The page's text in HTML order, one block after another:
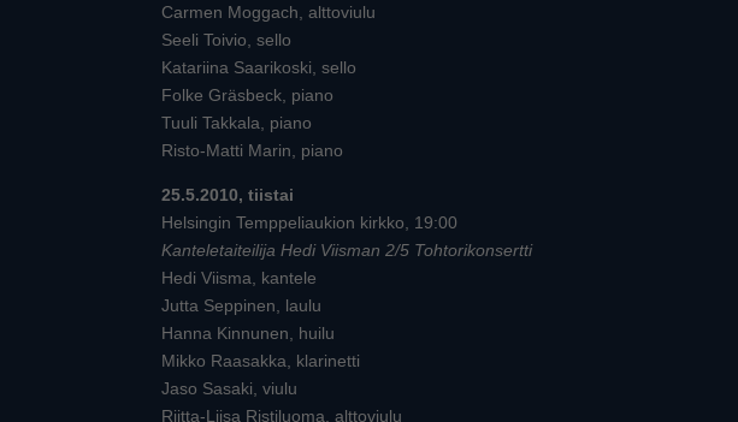
Carmen Moggach, alttoviulu
Seeli Toivio, sello
Katariina Saarikoski, sello
Folke Gräsbeck, piano
Tuuli Takkala, piano
Risto-Matti Marin, piano
25.5.2010, tiistai
Helsingin Temppeliaukion kirkko, 19:00
Kanteletaiteilija Hedi Viisman 2/5 Tohtorikonsertti
Hedi Viisma, kantele
Jutta Seppinen, laulu
Hanna Kinnunen, huilu
Mikko Raasakka, klarinetti
Jaso Sasaki, viulu
Riitta-Liisa Ristiluoma, alttoviulu